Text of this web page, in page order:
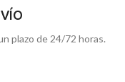
plazo de 24/72 horas.